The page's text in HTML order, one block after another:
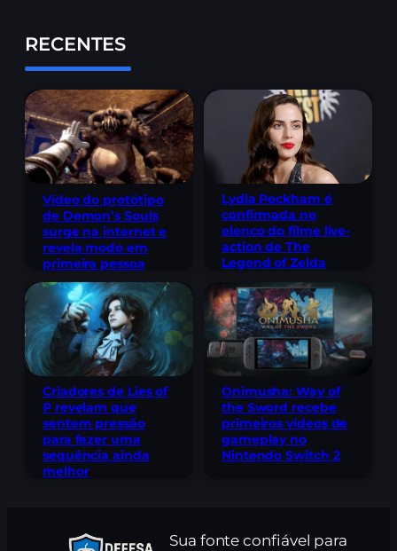
RECENTES
Vídeo do protótipo
de Demon’s Souls
surge na internet e
revela modo em
primeira pessoa
Lydia Peckham é
confirmada no
elenco do filme live-
action de The
Legend of Zelda
Criadores de Lies of
P revelam que
sentem pressão
para fazer uma
sequência ainda
melhor
Onimusha: Way of
the Sword recebe
primeiros vídeos de
gameplay no
Nintendo Switch 2
Sua fonte confiável para